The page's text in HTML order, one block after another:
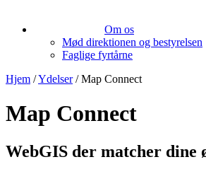
Om os
Mød direktionen og bestyrelsen
Faglige fyrtårne
Hjem /Ydelser /Map Connect
Map Connect
WebGIS der matcher dine